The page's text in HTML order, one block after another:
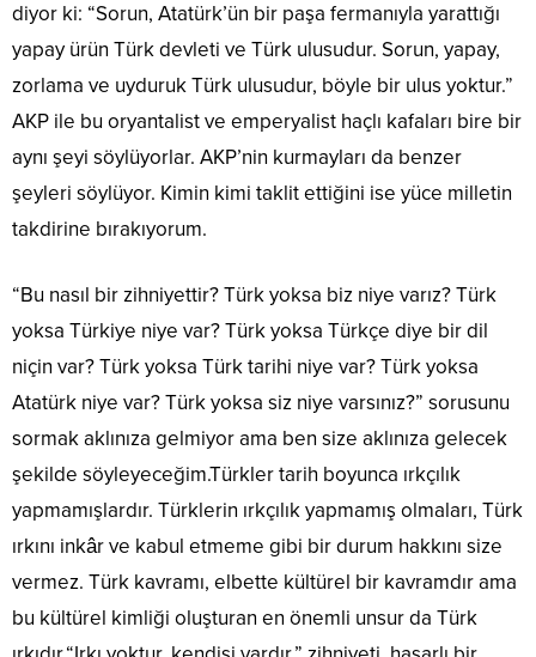
diyor ki: “Sorun, Atatürk’ün bir paşa fermanıyla yarattığı
yapay ürün Türk devleti ve Türk ulusudur. Sorun, yapay,
zorlama ve uyduruk Türk ulusudur, böyle bir ulus yoktur.”
AKP ile bu oryantalist ve emperyalist haçlı kafaları bire bir
aynı şeyi söylüyorlar. AKP’nin kurmayları da benzer
şeyleri söylüyor. Kimin kimi taklit ettiğini ise yüce milletin
takdirine bırakıyorum.
“Bu nasıl bir zihniyettir? Türk yoksa biz niye varız? Türk
yoksa Türkiye niye var? Türk yoksa Türkçe diye bir dil
niçin var? Türk yoksa Türk tarihi niye var? Türk yoksa
Atatürk niye var? Türk yoksa siz niye varsınız?” sorusunu
sormak aklınıza gelmiyor ama ben size aklınıza gelecek
şekilde söyleyeceğim.Türkler tarih boyunca ırkçılık
yapmamışlardır. Türklerin ırkçılık yapmamış olmaları, Türk
ırkını inkâr ve kabul etmeme gibi bir durum hakkını size
vermez. Türk kavramı, elbette kültürel bir kavramdır ama
bu kültürel kimliği oluşturan en önemli unsur da Türk